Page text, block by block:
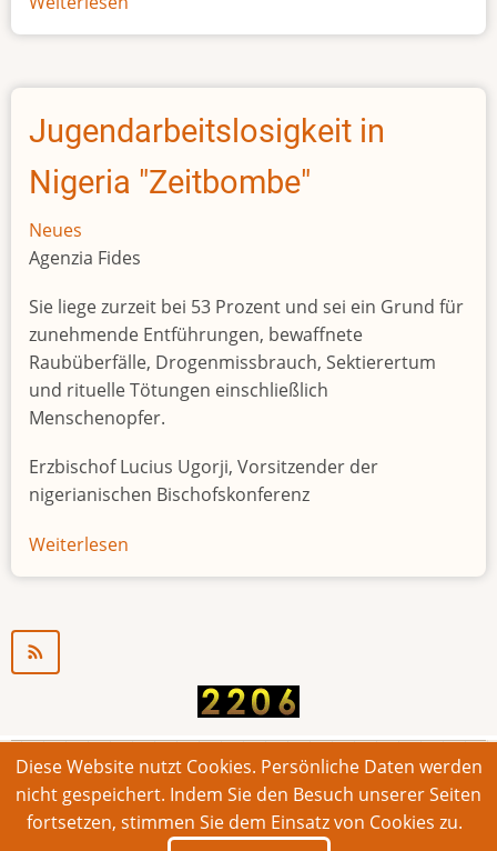
Afrikas
Größe
Jugendarbeitslosigkeit in
Nigeria "Zeitbombe"
Neues
Agenzia Fides
Sie liege zurzeit bei 53 Prozent und sei ein Grund für
zunehmende Entführungen, bewaffnete
Raubüberfälle, Drogenmissbrauch, Sektierertum
und rituelle Tötungen einschließlich
Menschenopfer.
Erzbischof Lucius Ugorji, Vorsitzender der
nigerianischen Bischofskonferenz
Weiterlesen
Jugendarbeitslosigkeit
© 2026 Bonner Aufruf. Alle Rechte vorbehalten.
Footer
Impressum Kontakt Intern
Diese Website nutzt Cookies. Persönliche Daten werden
nicht gespeichert. Indem Sie den Besuch unserer Seiten
fortsetzen, stimmen Sie dem Einsatz von Cookies zu.